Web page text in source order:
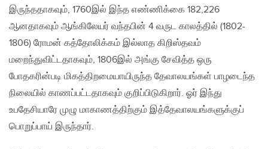
இருந்ததாகவும், 1760இல் இந்த எண்ணிக்கை 182,226
ஆனதாகவும் ஆங்கிலேயர் வந்தபின் 4 வருட காலத்தில் (1802-
1806) ரோமன் கத்தோலிக்கம் இல்லாத கிறிஸ்தவம்
மறைந்துவிட்டதாகவும், 1806இல் அங்கு சேவித்த ஒரு
போதகரின்படி மிகத்திறமையாயிருந்த தேவாலயங்கள் பாழடைந்த
நிலையில் காணப்பட்டதாகவும் குறிப்பிடுகிறார். ஓர் இந்து
உபதேசியாரே முழு மாகாணத்திற்கும் இத்தேவாலயங்களுக்குப்
பொறுப்பாய் இருந்தார்.